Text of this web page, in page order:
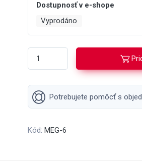
Dostupnosť v e-shope
Vyprodáno
Potrebujete pomôcť s
Kód: MEG-6